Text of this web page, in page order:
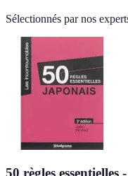
Sélectionnés par nos
50 règles